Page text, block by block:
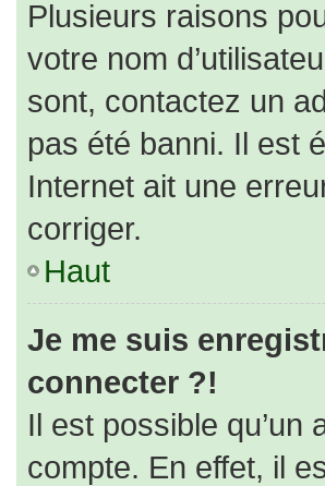
Plusieurs raisons
votre nom
sont, contactez un
pas été banni. Il est
Internet ait une
corriger.
Haut
Je me suis
connecter ?!
Il est possible
compte. En effet, il